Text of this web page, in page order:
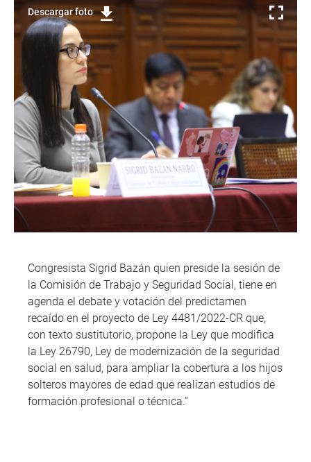
Descargar foto
Congresista Sigrid Bazán quien preside la sesión de
la Comisión de Trabajo y Seguridad Social, tiene en
agenda el debate y votación del predictamen
recaído en el proyecto de Ley 4481/2022-CR que,
con texto sustitutorio, propone la Ley que modifica
la Ley 26790, Ley de modernización de la seguridad
social en salud, para ampliar la cobertura a los hijos
solteros mayores de edad que realizan estudios de
formación profesional o técnica.”